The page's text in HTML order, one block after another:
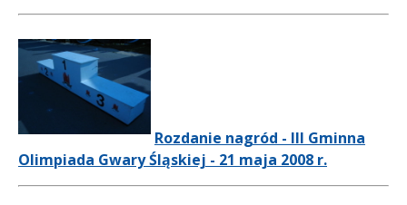
Rozdanie nagród - III Gminna
Olimpiada Gwary Śląskiej - 21 maja 2008 r.